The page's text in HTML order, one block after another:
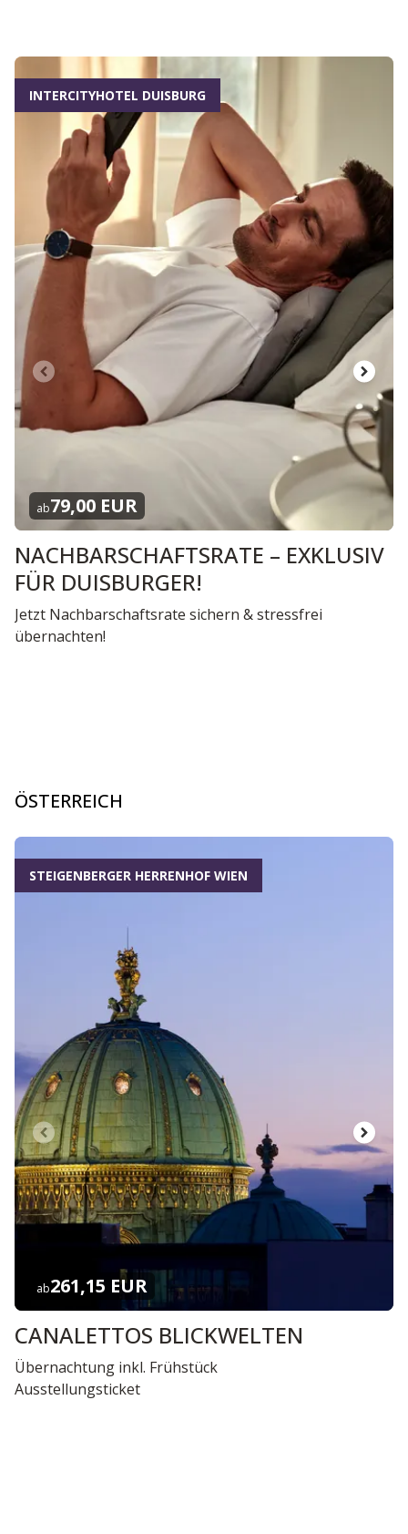
Dia 1 von 5
INTERCITYHOTEL DUISBURG
ab79,00 EUR
NACHBARSCHAFTSRATE – EXKLUSIV
FÜR DUISBURGER!
Jetzt Nachbarschaftsrate sichern & stressfrei
übernachten!
ÖSTERREICH
Dia 1 von 6
STEIGENBERGER HERRENHOF WIEN
ab261,15 EUR
CANALETTOS BLICKWELTEN
Übernachtung inkl. Frühstück
Ausstellungsticket